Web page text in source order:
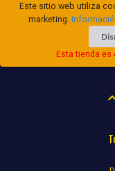
Este sitio web utiliza
marketing.
Esta tienda